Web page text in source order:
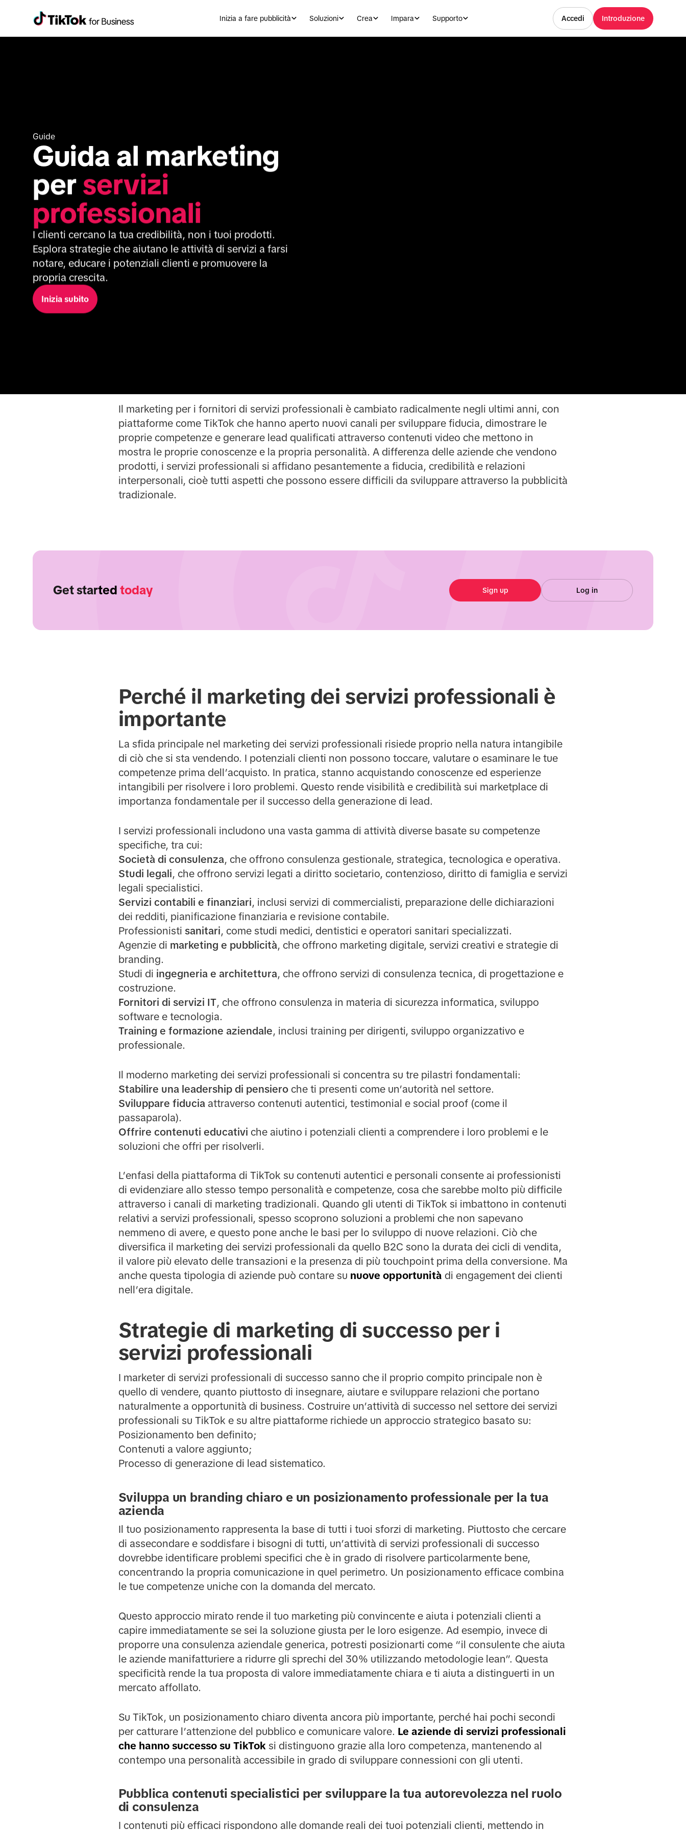
Inizia a fare pubblicità Soluzioni Crea Impara Supporto Accedi Introduzione
Guide
Guida al marketing
per servizi
professionali
I clienti cercano la tua credibilità, non i tuoi prodotti.
Esplora strategie che aiutano le attività di servizi a farsi
notare, educare i potenziali clienti e promuovere la
propria crescita.
Inizia subito
Il marketing per i fornitori di servizi professionali è cambiato radicalmente negli ultimi anni, con
piattaforme come TikTok che hanno aperto nuovi canali per sviluppare fiducia, dimostrare le
proprie competenze e generare lead qualificati attraverso contenuti video che mettono in
mostra le proprie conoscenze e la propria personalità. A differenza delle aziende che vendono
prodotti, i servizi professionali si affidano pesantemente a fiducia, credibilità e relazioni
interpersonali, cioè tutti aspetti che possono essere difficili da sviluppare attraverso la pubblicità
tradizionale.
Get started today Sign up Log in
Perché il marketing dei servizi professionali è
importante
La sfida principale nel marketing dei servizi professionali risiede proprio nella natura intangibile
di ciò che si sta vendendo. I potenziali clienti non possono toccare, valutare o esaminare le tue
competenze prima dell’acquisto. In pratica, stanno acquistando conoscenze ed esperienze
intangibili per risolvere i loro problemi. Questo rende visibilità e credibilità sui marketplace di
importanza fondamentale per il successo della generazione di lead.
I servizi professionali includono una vasta gamma di attività diverse basate su competenze
specifiche, tra cui:
Società di consulenza, che offrono consulenza gestionale, strategica, tecnologica e operativa.
Studi legali, che offrono servizi legati a diritto societario, contenzioso, diritto di famiglia e servizi
legali specialistici.
Servizi contabili e finanziari, inclusi servizi di commercialisti, preparazione delle dichiarazioni
dei redditi, pianificazione finanziaria e revisione contabile.
Professionisti sanitari, come studi medici, dentistici e operatori sanitari specializzati.
Agenzie di marketing e pubblicità, che offrono marketing digitale, servizi creativi e strategie di
branding.
Studi di ingegneria e architettura, che offrono servizi di consulenza tecnica, di progettazione e
costruzione.
Fornitori di servizi IT, che offrono consulenza in materia di sicurezza informatica, sviluppo
software e tecnologia.
Training e formazione aziendale, inclusi training per dirigenti, sviluppo organizzativo e
professionale.
Il moderno marketing dei servizi professionali si concentra su tre pilastri fondamentali:
Stabilire una leadership di pensieroche ti presenti come un’autorità nel settore.
Sviluppare fiducia attraverso contenuti autentici, testimonial e social proof (come il
passaparola).
Offrire contenuti educativi che aiutino i potenziali clienti a comprendere i loro problemi e le
soluzioni che offri per risolverli.
L’enfasi della piattaforma di TikTok su contenuti autentici e personali consente ai professionisti
di evidenziare allo stesso tempo personalità e competenze, cosa che sarebbe molto più difficile
attraverso i canali di marketing tradizionali. Quando gli utenti di TikTok si imbattono in contenuti
relativi a servizi professionali, spesso scoprono soluzioni a problemi che non sapevano
nemmeno di avere, e questo pone anche le basi per lo sviluppo di nuove relazioni. Ciò che
diversifica il marketing dei servizi professionali da quello B2C sono la durata dei cicli di vendita,
il valore più elevato delle transazioni e la presenza di più touchpoint prima della conversione. Ma
anche questa tipologia di aziende può contare su nuove opportunità di engagement dei clienti
nell’era digitale.
Strategie di marketing di successo per i
servizi professionali
I marketer di servizi professionali di successo sanno che il proprio compito principale non è
quello di vendere, quanto piuttosto di insegnare, aiutare e sviluppare relazioni che portano
naturalmente a opportunità di business. Costruire un’attività di successo nel settore dei servizi
professionali su TikTok e su altre piattaforme richiede un approccio strategico basato su:
Posizionamento ben definito;
Contenuti a valore aggiunto;
Processo di generazione di lead sistematico.
Sviluppa un branding chiaro e un posizionamento professionale per la tua
azienda
Il tuo posizionamento rappresenta la base di tutti i tuoi sforzi di marketing. Piuttosto che cercare
di assecondare e soddisfare i bisogni di tutti, un’attività di servizi professionali di successo
dovrebbe identificare problemi specifici che è in grado di risolvere particolarmente bene,
concentrando la propria comunicazione in quel perimetro. Un posizionamento efficace combina
le tue competenze uniche con la domanda del mercato.
Questo approccio mirato rende il tuo marketing più convincente e aiuta i potenziali clienti a
capire immediatamente se sei la soluzione giusta per le loro esigenze. Ad esempio, invece di
proporre una consulenza aziendale generica, potresti posizionarti come “il consulente che aiuta
le aziende manifatturiere a ridurre gli sprechi del 30% utilizzando metodologie lean”. Questa
specificità rende la tua proposta di valore immediatamente chiara e ti aiuta a distinguerti in un
mercato affollato.
Su TikTok, un posizionamento chiaro diventa ancora più importante, perché hai pochi secondi
per catturare l’attenzione del pubblico e comunicare valore. Le aziende di servizi professionali
che hanno successo su TikTok si distinguono grazie alla loro competenza, mantenendo al
contempo una personalità accessibile in grado di sviluppare connessioni con gli utenti.
Pubblica contenuti specialistici per sviluppare la tua autorevolezza nel ruolo
di consulenza
I contenuti più efficaci rispondono alle domande reali dei tuoi potenziali clienti, mettendo in